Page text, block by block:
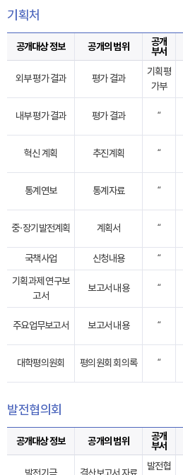
기획처
공개대상 정보 공개의 범위 공개
부서
외부 평가 결과 평가 결과
기획평
가부
내부 평가 결과 평가 결과 “
혁신 계획 추진계획 “
통계연보 통계자료 “
중·장기발전계획 계획서 “
국책사업
신청내용 “
기획과제 연구보
고서
보고서 내용 “
주요업무보고서 보고서 내용 “
대학평의원회 평의원회 회의록 “
발전협의회
공개대상 정보 공개의 범위 공개
부서
발전협